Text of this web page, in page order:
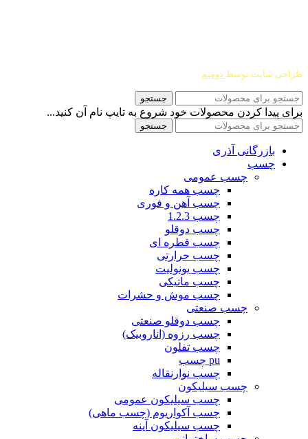
طراحی سایت توسط دومیم
جستجو
برای پیدا کردن محصولات خود شروع به تایپ نام آن کنید...
جستجو
بازرگانی آذری
چسب
چسب عمومی
چسب همه کاره
چسب آهن و فوری
چسب 1.2.3
چسب دوقلو
چسب قطره ای
چسب حرارتی
چسب یونولیت
چسب ماتیکی
چسب موش و حشرات
چسب صنعتی
چسب دوقلو صنعتی
چسب رزوه (اناروبیک)
چسب تفلون
pu چسب
چسب نوارنقاله
چسب سیلیکون
چسب سیلیکون عمومی
چسب آکواریوم (چسب ماهی)
چسب سیلیکون آینه